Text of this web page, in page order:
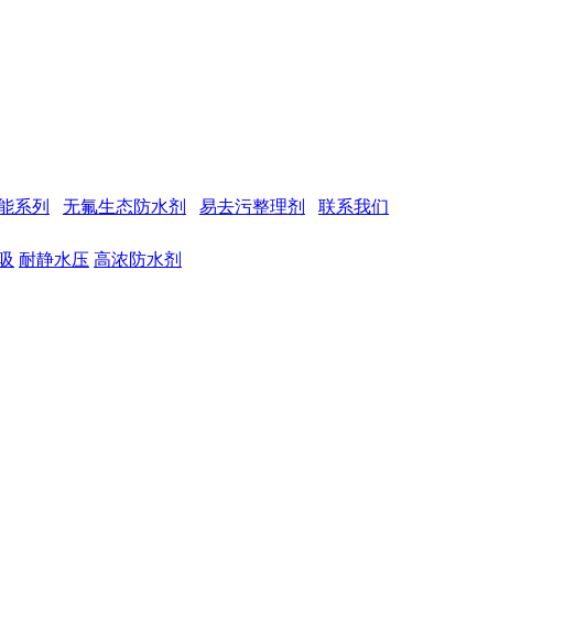
系列 无氟生态防水剂 易去污整理剂
联系我们
耐静水压 高浓防水剂